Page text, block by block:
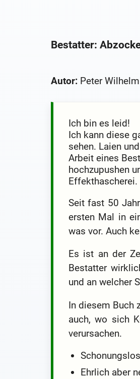
Bestatter:
Autor:Peter Wilhelm
Ich bin es leid!
Ich kann diese
sehen. Laien
Arbeit eines
hochzupushen
Effekthascherei.
Seit fast 50
ersten Mal in
was vor. Auch
Es ist an der
Bestatter
und an welcher
In diesem Buch
auch, wo sich
verursachen.
Ehrlich aber